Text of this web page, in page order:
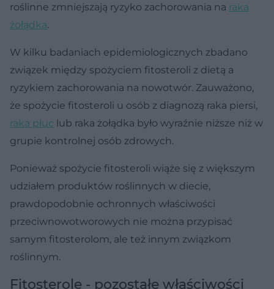
roślinne zmniejszają ryzyko zachorowania na raka
żołądka.
W kilku badaniach epidemiologicznych zbadano
związek między spożyciem fitosteroli z dietą a
ryzykiem zachorowania na nowotwór. Zauważono,
że spożycie fitosteroli u osób z diagnozą raka piersi,
raka płuc lub raka żołądka było wyraźnie niższe niż w
grupie kontrolnej osób zdrowych.
Ponieważ spożycie fitosteroli wiąże się z większym
udziałem produktów roślinnych w diecie,
prawdopodobnie ochronnych właściwości
przeciwnowotworowych nie można przypisać
samym fitosterolom, ale też innym związkom
roślinnym.
Fitosterole - pozostałe właściwości